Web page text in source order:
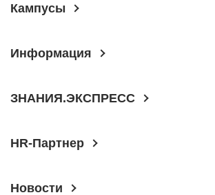
Кампусы
Информация
ЗНАНИЯ.ЭКСПРЕСС
HR-Партнер
Новости